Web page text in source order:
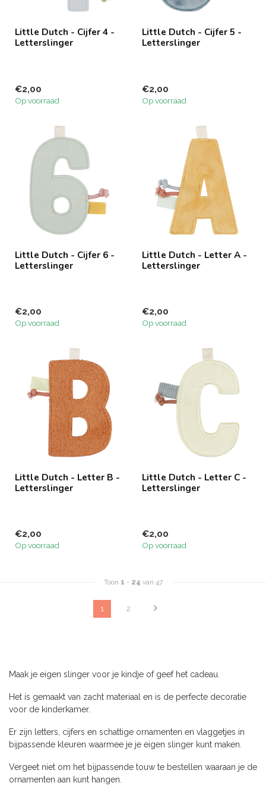
Little Dutch - Cijfer 4 -
Letterslinger
€2,00
Op voorraad
Little Dutch - Cijfer 5 -
Letterslinger
€2,00
Op voorraad
Little Dutch - Cijfer 6 -
Letterslinger
€2,00
Op voorraad
Little Dutch - Letter A -
Letterslinger
€2,00
Op voorraad
Little Dutch - Letter B -
Letterslinger
€2,00
Op voorraad
Little Dutch - Letter C -
Letterslinger
€2,00
Op voorraad
Toon 1 - 24 van 47
1 2
Maak je eigen slinger voor je kindje of geef het cadeau.
Het is gemaakt van zacht materiaal en is de perfecte decoratie
voor de kinderkamer.
Er zijn letters, cijfers en schattige ornamenten en vlaggetjes in
bijpassende kleuren waarmee je je eigen slinger kunt maken.
Vergeet niet om het bijpassende touw te bestellen waaraan je de
ornamenten aan kunt hangen.